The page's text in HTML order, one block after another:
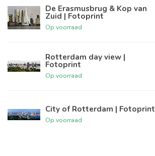
De Erasmusbrug & Kop van
Zuid | Fotoprint
Op voorraad
Rotterdam day view |
Fotoprint
Op voorraad
City of Rotterdam | Fotoprint
Op voorraad